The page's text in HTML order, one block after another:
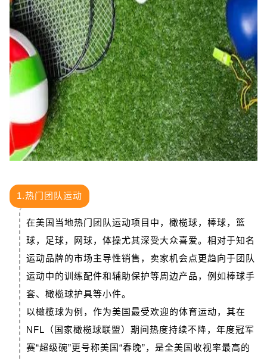
1.热门团队运动
在美国当地热门团队运动项目中，橄榄球，棒球，篮
球，足球，网球，体操尤其深受大众喜爱。相对于知名
运动品牌的市场主导性销售，卖家机会点更趋向于团队
运动中的训练配件和辅助保护等周边产品，例如棒球手
套、橄榄球护具等小件。
以橄榄球为例，作为美国最受欢迎的体育运动，其在
NFL（国家橄榄球联盟）期间热度持续不降，年度冠军
赛“超级碗”更号称美国“春晚”，是全美国收视率最高的